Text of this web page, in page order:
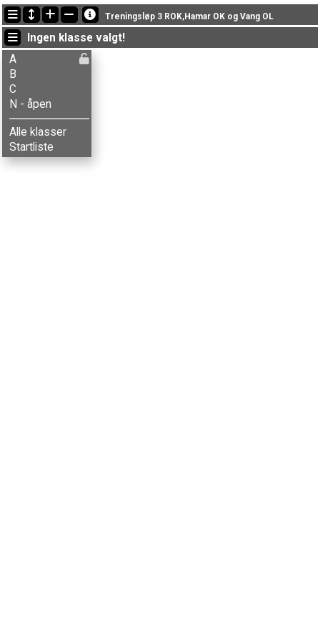
Siste oppdateringer
21:06:40: Erik Grøndalen (B) kom i mål med tiden 45:09 (11)
21:05:46: Bente Grøndalen (C) kom i mål med tiden 44:17 (4)
19:58:43: Birger Peterson (B) kom i mål med tiden 1:03:09 (24)
Treningsløp 3 ROK,Hamar OK og Vang OL
Ingen klasse valgt!
A
B
C
N - åpen
Alle klasser
Startliste